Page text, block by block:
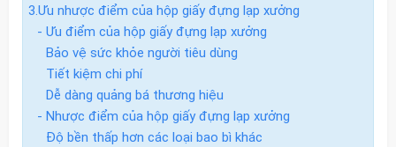
3.Ưu nhược điểm của hộp giấy đựng lạp xưởng
- Ưu điểm của hộp giấy đựng lạp xưởng
Bảo vệ sức khỏe người tiêu dùng
Tiết kiệm chi phí
Dễ dàng quảng bá thương hiệu
- Nhược điểm của hộp giấy đựng lạp xưởng
Độ bền thấp hơn các loại bao bì khác